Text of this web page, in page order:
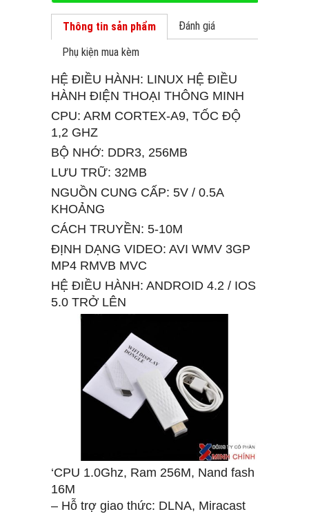
Thông tin sản phẩm
Đánh giá
Phụ kiện mua kèm
HỆ ĐIỀU HÀNH: LINUX HỆ ĐIỀU
HÀNH ĐIỆN THOẠI THÔNG MINH
CPU: ARM CORTEX-A9, TỐC ĐỘ
1,2 GHZ
BỘ NHỚ: DDR3, 256MB
LƯU TRỮ: 32MB
NGUỒN CUNG CẤP: 5V / 0.5A
KHOẢNG
CÁCH TRUYỀN: 5-10M
ĐỊNH DẠNG VIDEO: AVI WMV 3GP
MP4 RMVB MVC
HỆ ĐIỀU HÀNH: ANDROID 4.2 / IOS
5.0 TRỞ LÊN
‘CPU 1.0Ghz, Ram 256M, Nand fash
16M
– Hỗ trợ giao thức: DLNA, Miracast